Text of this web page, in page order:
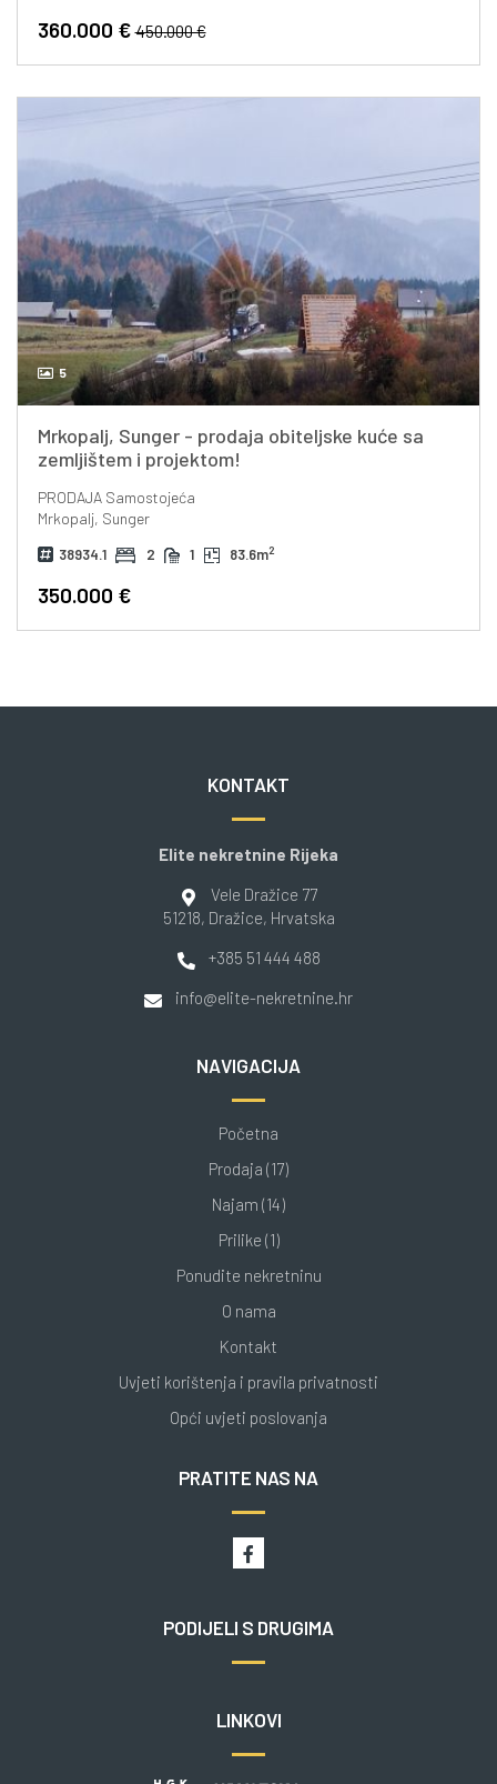
360.000 €450.000 €
5
Mrkopalj, Sunger - prodaja obiteljske kuće sa
zemljištem i projektom!
PRODAJASamostojeća
Mrkopalj, Sunger
38934.1 2 1 83.6m2
350.000 €
KONTAKT
Elite nekretnine Rijeka
Vele Dražice 77
51218, Dražice, Hrvatska
+385 51 444 488
info@elite-nekretnine.hr
NAVIGACIJA
Početna
Prodaja (17)
Najam (14)
Prilike (1)
Ponudite nekretninu
O nama
Kontakt
Uvjeti korištenja i pravila privatnosti
Opći uvjeti poslovanja
PRATITE NAS NA
PODIJELI S DRUGIMA
LINKOVI